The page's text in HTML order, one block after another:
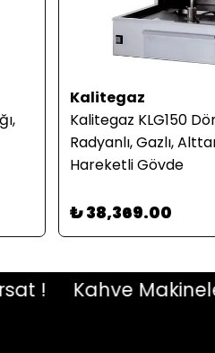
Kalitegaz
Kalitegaz KLG150
Radyanlı, Gazlı,
Hareketli Gövde
₺ 38,369.00
! Kahve